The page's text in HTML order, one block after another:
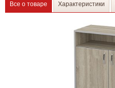
Все о товаре Характеристики